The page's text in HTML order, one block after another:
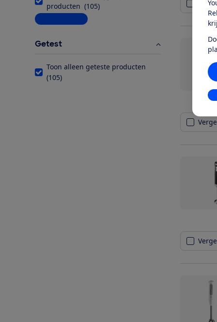
producten (105)
Meer informatie
Getest
Toon alleen geteste producten
(105)